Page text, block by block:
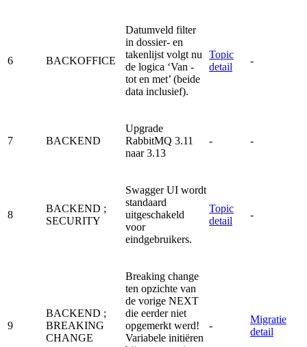
6 BACKOFFICE
Datumveld filter
in dossier- en
takenlijst volgt nu
de logica ‘Van -
tot en met’ (beide
data inclusief).
Topic
detail
-
7 BACKEND
Upgrade
RabbitMQ 3.11
naar 3.13
- -
8
BACKEND ;
SECURITY
Swagger UI wordt
standaard
uitgeschakeld
voor
eindgebruikers.
Topic
detail
-
9
BACKEND ;
BREAKING
CHANGE
Breaking change
ten opzichte van
de vorige NEXT
die eerder niet
opgemerkt werd!
Variabele initiëren
-
Migratie
detail